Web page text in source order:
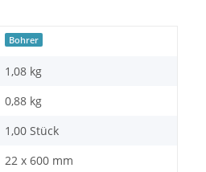
Bohrer
1,08 kg
0,88 kg
1,00 Stück
22 x 600 mm